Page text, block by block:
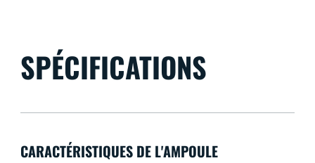
SPÉCIFICATIONS
CARACTÉRISTIQUES DE L'AMPOULE